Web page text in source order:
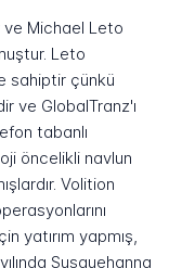
ve Michael Leto
Leto
sahiptir çünkü
ve GlobalTranz'ı
tabanlı
öncelikli navlun
Volition
yatırım yapmış,
Susquehanna